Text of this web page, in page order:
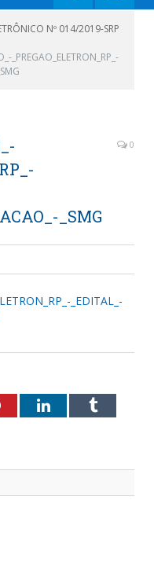
Nº 014/2019-SRP
_PREGAO_ELETRON_RP_-
_SMG
0
_EDITAL_-
PinterestLinkedInTumblr